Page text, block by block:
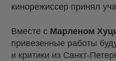
кинорежиссер принял
Вместе с Марленом
привезенные работы
и критики из Санкт-